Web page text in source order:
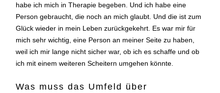
habe ich mich in Therapie begeben. Und ich habe eine
Person gebraucht, die noch an mich glaubt. Und die ist zum
Glück wieder in mein Leben zurückgekehrt. Es war mir für
mich sehr wichtig, eine Person an meiner Seite zu haben,
weil ich mir lange nicht sicher war, ob ich es schaffe und ob
ich mit einem weiteren Scheitern umgehen könnte.
Was muss das Umfeld über